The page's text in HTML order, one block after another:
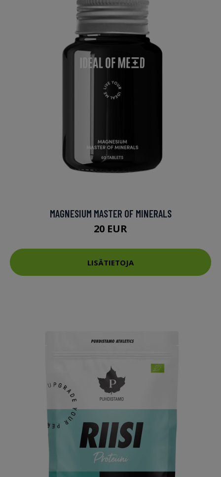
MAGNESIUM MASTER OF MINERALS
20 EUR
LISÄTIETOJA